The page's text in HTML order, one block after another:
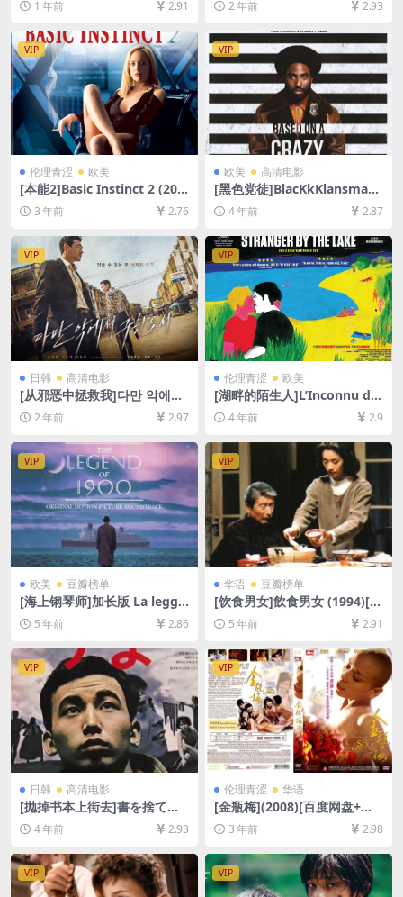
P超清未删减资源][网盘在线播
幕]
1 年前 2.91
a É Outro (2010)[百度网盘
资源][网盘在线播放/下载][MP
4/7.4GB][中英字幕]
2 年前 2.93
VIP
伦理青涩 欧美
[本能2]Basic Instinct 2 (200
6)[百度网盘+迅雷云盘资源10
80P超清未删减][MP4/7GB]
[中英字幕]
3 年前 2.76
VIP
欧美 高清电影
[黑色党徒]BlacKkKlansman
(2018)[百度网盘+迅雷云盘资
源1080P超清未删减][MP4/8
GB][中英字幕]
4 年前 2.87
VIP
日韩 高清电影
[从邪恶中拯救我]다만 악에서
구하소서 (2020)[百度网盘+夸
克网盘1080P超清未删减资源]
[网盘在线播放/下载][MP4/7.
3GB][中文字幕]
2 年前 2.97
VIP
伦理青涩 欧美
[湖畔的陌生人]L’Inconnu du
lac (2013)[百度网盘+迅雷云
盘资源1080P超清未删减][MP
4/5.9GB][原声中文字幕]【手
机无法在线播放，请下载防和
谐压缩包（含解压密码）】
4 年前 2.9
VIP
欧美 豆瓣榜单
[海上钢琴师]加长版 La legge
nda del pianista sull’ocean
o (1998)[百度网盘+迅雷云盘
11GB][中英字幕]
5 年前 2.86
VIP
华语 豆瓣榜单
[饮食男女]飲食男女 (1994)[百
度网盘+夸克网盘+迅雷云盘资
源1080P超清未删减][MP4/7.
5 年前 2.91
VIP
日韩 高清电影
[抛掉书本上街去]書を捨てよ
町へ出よう (1971)[百度网盘
+迅雷云盘资源1080P超清未
删减][MP4/8.7GB][日语中字]
4 年前 2.93
VIP
伦理青涩 华语
[金瓶梅](2008)[百度网盘+迅
雷云盘1080P超清未删减资源]
[网盘下载][MP4/5.7GB][粤语
中字]【手机/平板无法在线播
放，请使用电脑下载防和谐压
缩包（含解压密码）】
3 年前 2.98
VIP VIP